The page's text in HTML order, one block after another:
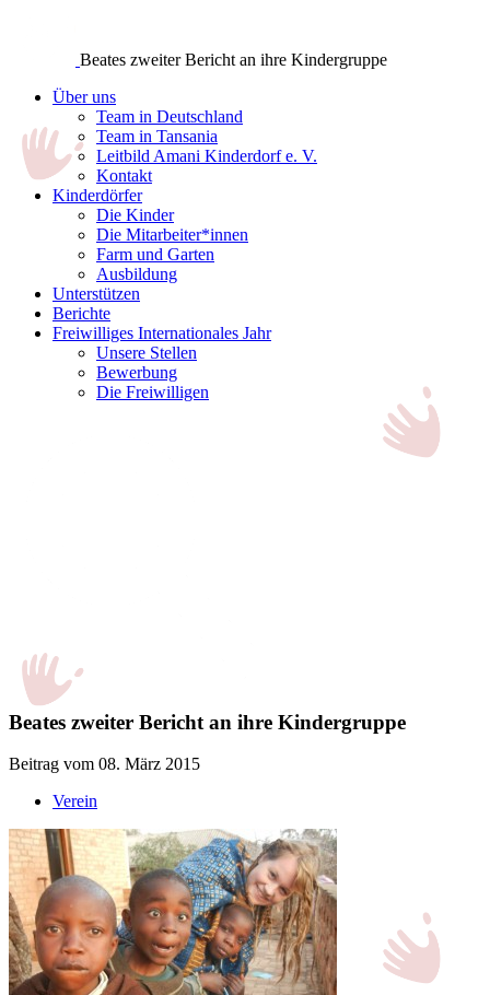
Beates zweiter Bericht an ihre Kindergruppe
Über uns
Team in Deutschland
Team in Tansania
Leitbild Amani Kinderdorf e. V.
Kontakt
Kinderdörfer
Die Kinder
Die Mitarbeiter*innen
Farm und Garten
Ausbildung
Unterstützen
Berichte
Freiwilliges Internationales Jahr
Unsere Stellen
Bewerbung
Die Freiwilligen
Beates zweiter Bericht an ihre Kindergruppe
Beitrag vom 08. März 2015
Verein